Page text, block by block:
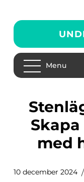
Menu
Stenläggning i Gävle:
med
10 december 2024